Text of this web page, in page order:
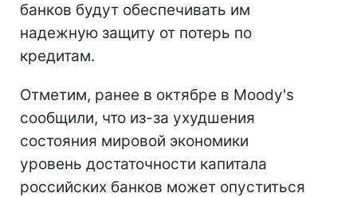
банков будут обеспечивать им
надежную защиту от потерь по
кредитам.
Отметим, ранее в октябре в Moody's
сообщили, что из-за ухудшения
состояния мировой экономики
уровень достаточности капитала
российских банков может опуститься